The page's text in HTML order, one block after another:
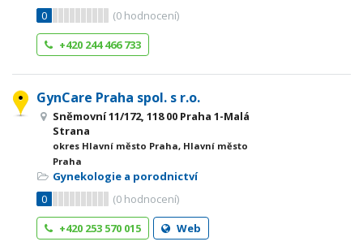
0 (0 hodnocení)
+420 244 466 733
GynCare Praha spol. s r.o.
Sněmovní 11/172, 118 00 Praha 1-Malá
Strana
okres Hlavní město Praha, Hlavní město
Praha
Gynekologie a porodnictví
0
(0 hodnocení)
+420 253 570 015
Web